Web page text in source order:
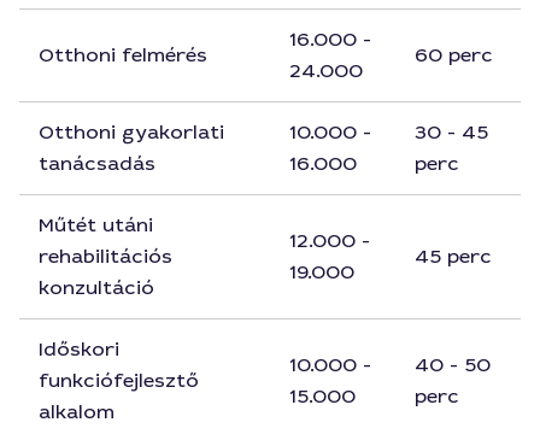
Otthoni felmérés
16.000 -
24.000
60 perc
Otthoni gyakorlati
tanácsadás
10.000 -
16.000
30 - 45
perc
Műtét utáni
rehabilitációs
konzultáció
12.000 -
19.000
45 perc
Időskori
funkciófejlesztő
alkalom
10.000 -
15.000
40 - 50
perc